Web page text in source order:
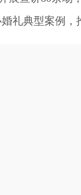
礼典型案例，